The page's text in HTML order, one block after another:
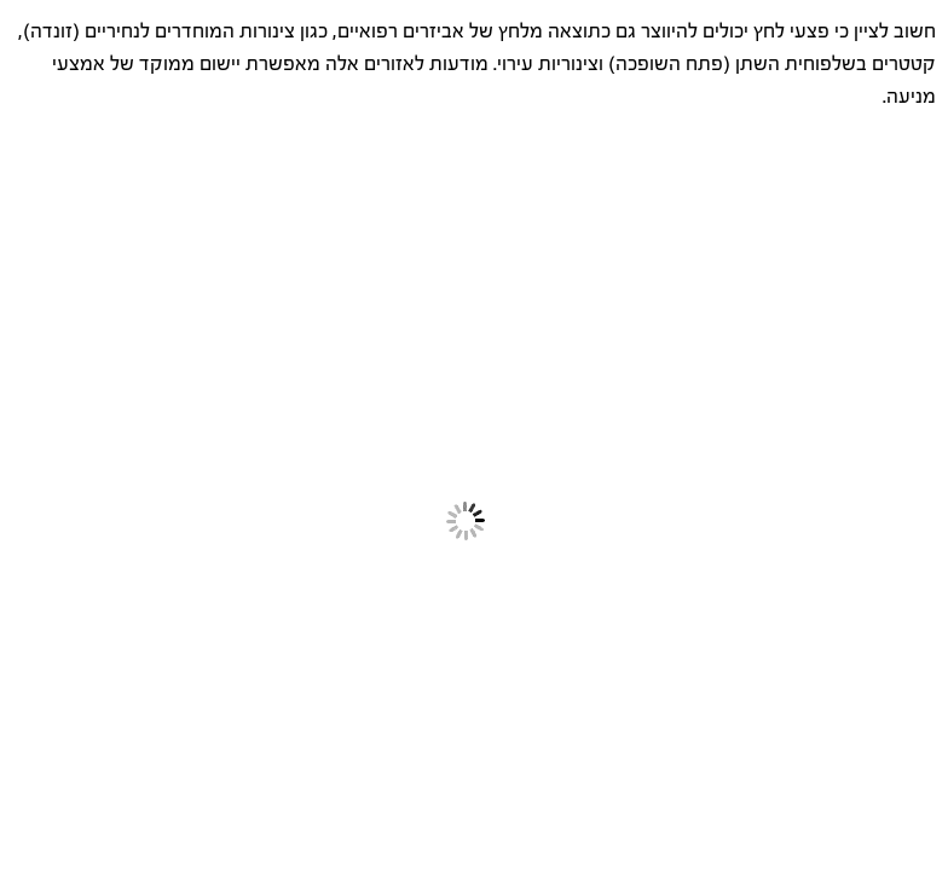
חשוב לציין כי פצעי לחץ יכולים להיווצר גם כתוצאה מלחץ של אביזרים רפואיים, כגון צינורות המוחדרים לנחיריים (זונדה),
קטטרים בשלפוחית השתן (פתח השופכה) וצינוריות עירוי. מודעות לאזורים אלה מאפשרת יישום ממוקד של אמצעי
מניעה.